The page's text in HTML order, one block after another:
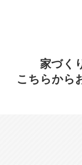
家づく
こちらから